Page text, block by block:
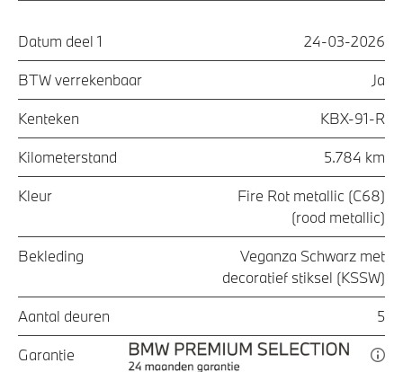
Datum deel 1 24-03-2026
BTW verrekenbaar Ja
Kenteken KBX-91-R
Kilometerstand 5.784 km
Kleur
Fire Rot metallic (C68)
(rood metallic)
Bekleding
Veganza Schwarz met
decoratief stiksel (KSSW)
Aantal deuren 5
Garantie